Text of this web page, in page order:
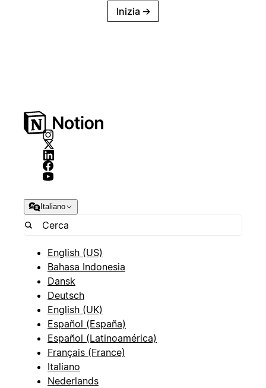
Inizia →
Italiano
English (US)
Bahasa Indonesia
Dansk
Deutsch
English (UK)
Español (España)
Español (Latinoamérica)
Français (France)
Italiano
Nederlands